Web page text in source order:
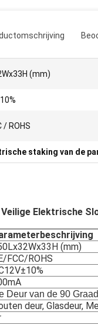
(mm)
/ ROHS
staking van de
Elektrische
(mm)
FCC/ROHS
Deur van de 90
deur, Glasdeur,